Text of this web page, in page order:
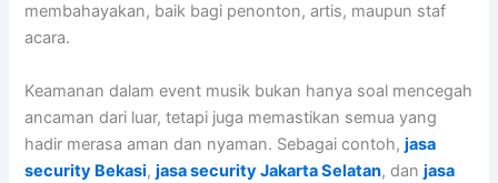
membahayakan, baik bagi penonton, artis, maupun staf
acara.
Keamanan dalam event musik bukan hanya soal mencegah
ancaman dari luar, tetapi juga memastikan semua yang
hadir merasa aman dan nyaman. Sebagai contoh,jasa
security Bekasi,jasa security Jakarta Selatan, danjasa